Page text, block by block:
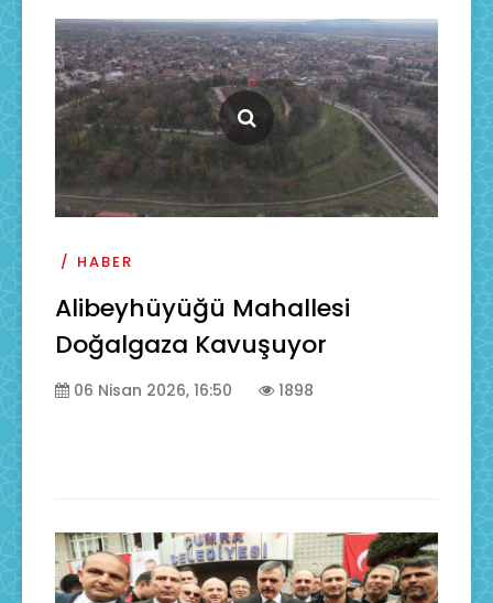
HABER
Alibeyhüyüğü Mahallesi
Doğalgaza Kavuşuyor
06 Nisan 2026, 16:50 1898